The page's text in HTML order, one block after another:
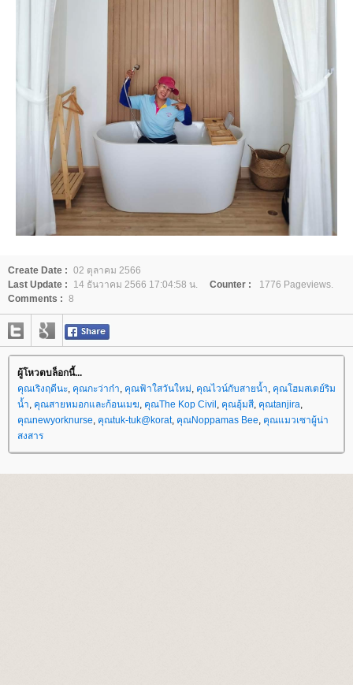
Create Date : 02 ตุลาคม 2566
Last Update :
14 ธันวาคม 2566 17:04:58 น. Counter :
1776 Pageviews.
Comments : 8
ผู้โหวตบล็อกนี้...
คุณเริงฤดีนะ, คุณกะว่าก๋า, คุณฟ้าใสวันใหม่, คุณไวน์กับสายน้ำ, คุณโฮมสเตย์ริม
น้ำ, คุณสายหมอกและก้อนเมฆ, คุณThe Kop Civil , คุณอุ้มสี, คุณtanjira,
คุณnewyorknurse, คุณtuk-tuk@korat, คุณNoppamas Bee, คุณแมวเซาผู้น่า
สงสาร